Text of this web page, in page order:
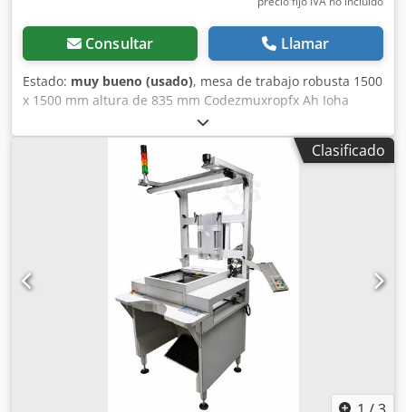
Consultar Llamar
Estado: muy bueno (usado), mesa de trabajo robusta 1500
x 1500 mm altura de 835 mm Codezmuxropfx Ah Ioha
tablero de madera contrachapada de 35 mm de grosor
Clasificado